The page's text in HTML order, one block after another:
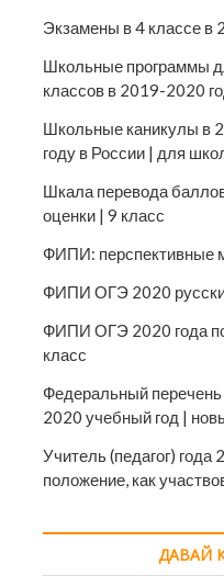
Экзамены в 4 классе в
Школьные программы
классов в 2019-2020
Школьные каникулы в
году в России | для
Шкала перевода
оценки | 9 класс
ФИПИ: перспективные
ФИПИ ОГЭ 2020
ФИПИ ОГЭ 2020 года
класс
Федеральный
2020 учебный год |
Учитель (педагог) года
положение, как
ДАВАЙ